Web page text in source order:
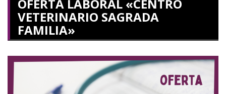
OFERTA LABORAL «CENTRO
VETERINARIO SAGRADA
FAMILIA»